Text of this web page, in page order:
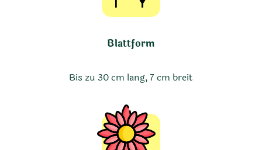
Blattform
Bis zu 30 cm lang, 7 cm breit